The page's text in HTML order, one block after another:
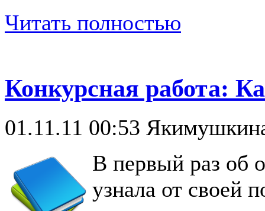
Читать полностью
Конкурсная работа:
01.11.11 00:53
В первый раз об
узнала от своей